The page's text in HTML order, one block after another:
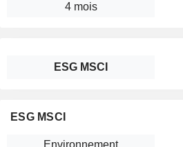
4 mois
ESG MSCI
ESG MSCI